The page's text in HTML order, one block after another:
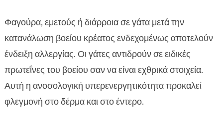
Φαγούρα, εμετούς ή διάρροια σε γάτα μετά την
κατανάλωση βοείου κρέατος ενδεχομένως αποτελούν
ένδειξη αλλεργίας. Οι γάτες αντιδρούν σε ειδικές
πρωτεΐνες του βοείου σαν να είναι εχθρικά στοιχεία.
Αυτή η ανοσολογική υπερενεργητικότητα προκαλεί
φλεγμονή στο δέρμα και στο έντερο.